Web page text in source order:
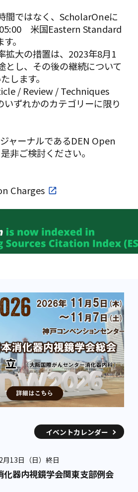
間ではなく、ScholarOneに
米国Eastern Standard
。
拡大の措置は、2023年8月1
とし、その後の継続について
します。
/ Review / Techniques
ずれかのカテゴリーに限り
ャーナルであるDEN Open
非ご検討ください。
Charges
イベントカレンダー
13日（日）終日
器内視鏡学会関東支部例会